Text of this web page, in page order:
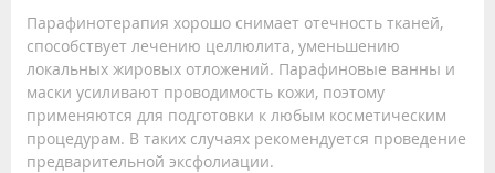
Парафинотерапия хорошо снимает отечность тканей,
способствует лечению целлюлита, уменьшению
локальных жировых отложений. Парафиновые ванны и
маски усиливают проводимость кожи, поэтому
применяются для подготовки к любым косметическим
процедурам. В таких случаях рекомендуется проведение
предварительной эксфолиации.